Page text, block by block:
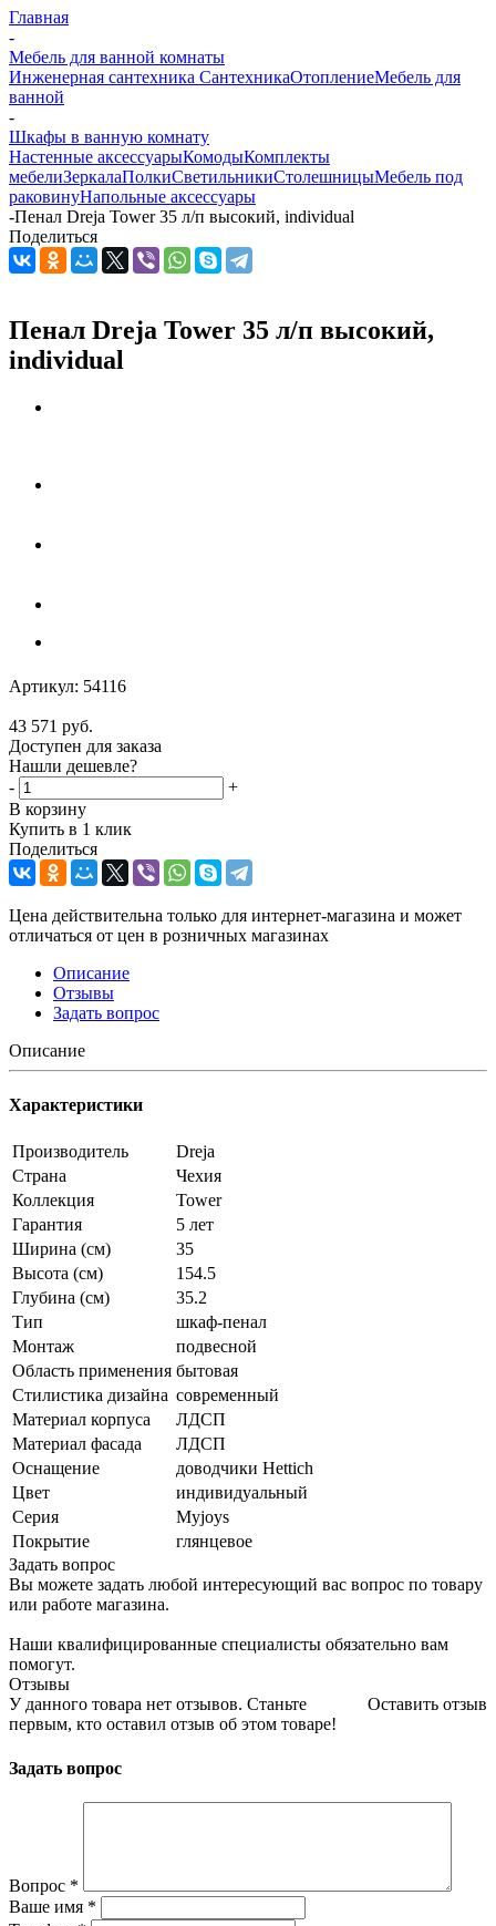
Главная
-
Мебель для ванной комнаты
Инженерная сантехника СантехникаОтоплениеМебель для
ванной
-
Шкафы в ванную комнату
Настенные аксессуарыКомодыКомплекты
мебелиЗеркалаПолкиСветильникиСтолешницыМебель под
раковинуНапольные аксессуары
-Пенал Dreja Tower 35 л/п высокий, individual
Поделиться
Пенал Dreja Tower 35 л/п высокий,
individual
Артикул: 54116
43 571 руб.
Доступен для заказа
Нашли дешевле?
-
+
В корзину
Купить в 1 клик
Поделиться
Цена действительна только для интернет-магазина и может
отличаться от цен в розничных магазинах
Описание
Отзывы
Задать вопрос
Описание
Характеристики
Производитель
Dreja
Страна
Чехия
Коллекция
Tower
Гарантия
5 лет
Ширина (см)
35
Высота (см)
154.5
Глубина (см)
35.2
Тип
шкаф-пенал
Монтаж
подвесной
Область применения бытовая
Стилистика дизайна современный
Материал корпуса
ЛДСП
Материал фасада
ЛДСП
Оснащение
доводчики Hettich
Цвет
индивидуальный
Серия
Myjoys
Покрытие
глянцевое
Задать вопрос
Вы можете задать любой интересующий вас вопрос по товару
или работе магазина.
Наши квалифицированные специалисты обязательно вам
помогут.
Отзывы
Оставить отзыв
У данного товара нет отзывов. Станьте
первым, кто оставил отзыв об этом товаре!
Задать вопрос
Вопрос *
Ваше имя *